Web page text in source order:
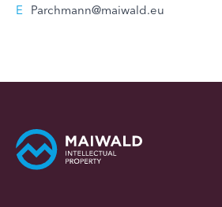
E
Parchmann@maiwald.eu